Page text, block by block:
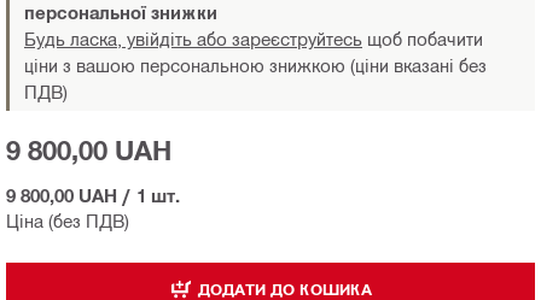
персональної знижки
Будь ласка, увійдіть або зареєструйтесь щоб побачити
ціни з вашою персональною знижкою (ціни вказані без
ПДВ)
Ціна (без ПДВ)
9 800,00 UAH
9 800,00 UAH / 1 шт.
ДОДАТИ ДО КОШИКА